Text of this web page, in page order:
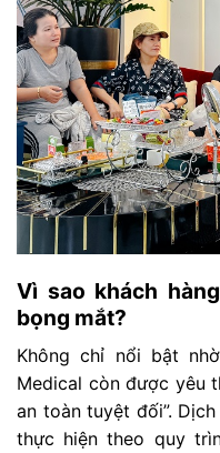
Vì sao khách
bọng mắt?
Không chỉ nổi bật
Medical còn được yêu
an toàn tuyệt đối”.
thực hiện theo quy